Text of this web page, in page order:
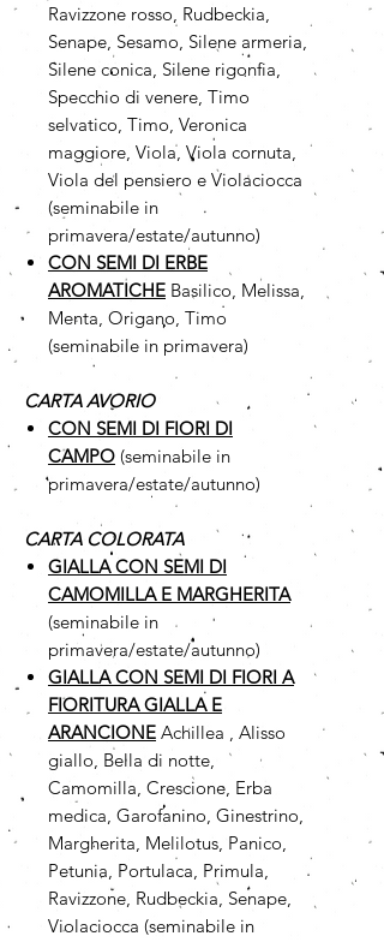
Ravizzone rosso, Rudbeckia,
Senape, Sesamo, Silene armeria,
Silene conica, Silene rigonfia,
Specchio di venere, Timo
selvatico, Timo, Veronica
maggiore, Viola, Viola cornuta,
Viola del pensiero e Violaciocca
(seminabile in
primavera/estate/autunno)
CON SEMI DI ERBE
AROMATICHE Basilico, Melissa,
Menta, Origano, Timo
(seminabile in primavera)
CARTA AVORIO
CON SEMI DI FIORI DI
CAMPO (seminabile in
primavera/estate/autunno)
CARTA COLORATA
GIALLA CON SEMI DI
CAMOMILLA E MARGHERITA
(seminabile in
primavera/estate/autunno)
GIALLA CON SEMI DI FIORI A
FIORITURA GIALLA E
ARANCIONE Achillea , Alisso
giallo, Bella di notte,
Camomilla, Crescione, Erba
medica, Garofanino, Ginestrino,
Margherita, Melilotus, Panico,
Petunia, Portulaca, Primula,
Ravizzone, Rudbeckia, Senape,
Violaciocca (seminabile in